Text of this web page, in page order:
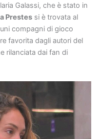
Galassi, che è stato in
Prestes si è trovata al
compagni di gioco
favorita dagli autori del
rilanciata dai fan di